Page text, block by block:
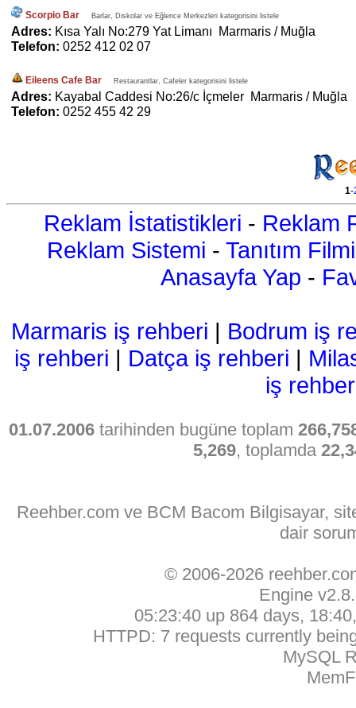
Scorpio Bar Barlar, Diskolar ve Eğlence Merkezleri kategorisini listele
Adres: Kısa Yalı No:279 Yat Limanı Marmaris / Muğla
Telefon: 0252 412 02 07
Eileens Cafe Bar Restaurantlar, Cafeler kategorisini listele
Adres: Kayabal Caddesi No:26/c İçmeler Marmaris / Muğla
Telefon: 0252 455 42 29
1-
Reklam İstatistikleri - Reklam
Reklam Sistemi - Tanıtım Filmi
Anasayfa Yap -
Marmaris iş rehberi | Bodrum iş
iş rehberi | Datça iş rehberi |
iş
01.07.2006 tarihinden bugüne toplam
5,269, toplamda
Reehber.com ve BCM Bacom Bilgisayar,
dair
© 2006-2026
Engine
05:23:40 up 864 days,
HTTPD: 7 requests currently
MySQL